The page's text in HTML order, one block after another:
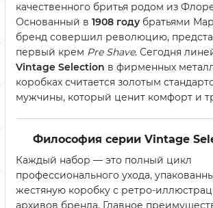
качественного бритья родом из
Основанный в 1908 году братьями
бренд совершил революцию,
первый крем Pre Shave. Сегодня
Vintage Selection в фирменных
коробках считается золотым
мужчины, который ценит комфорт и
Философия серии Vintage
Каждый набор — это полный цикл
профессионального ухода,
жестяную коробку с ретро-
архивов бренда. Главное